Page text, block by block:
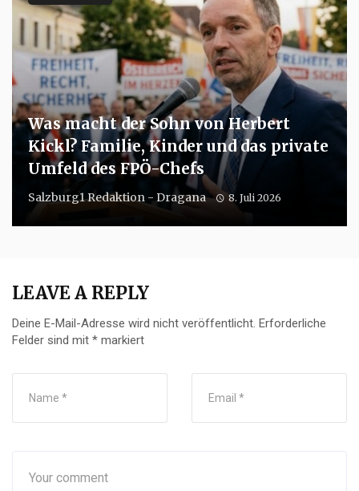
Was macht der Sohn von Herbert
Kickl? Familie, Kinder und das private
Umfeld des FPÖ-Chefs
Salzburg1 Redaktion - Dragana 8. Juli 2026
LEAVE A REPLY
Deine E-Mail-Adresse wird nicht veröffentlicht. Erforderliche
Felder sind mit * markiert